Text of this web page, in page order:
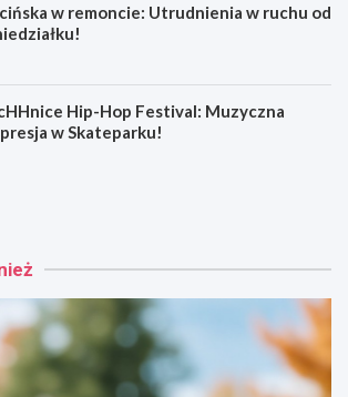
w remoncie: Utrudnienia w ruchu od
Hip-Hop Festival: Muzyczna
w Skateparku!